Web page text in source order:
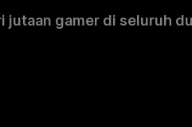
gamer di seluruh